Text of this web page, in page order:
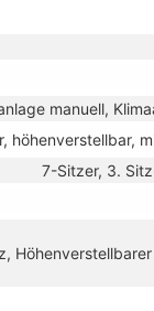
manuell,
höhenverstellbar,
7-Sitzer, 3.